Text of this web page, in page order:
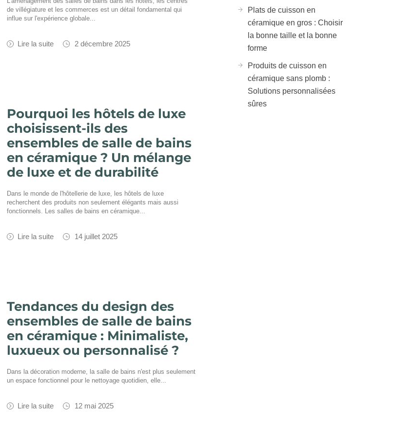
de villégiature et les commerces est un détail fondamental qui
influe sur l'expérience globale...
Lire la suite 2 décembre 2025
Pourquoi les hôtels de luxe
choisissent-ils des
ensembles de salle de bains
en céramique ? Un mélange
de luxe et de durabilité
Dans le monde de l'hôtellerie de luxe, les hôtels de luxe
recherchent des produits non seulement élégants mais aussi
fonctionnels. Les salles de bains en céramique...
Lire la suite 14 juillet 2025
Tendances du design des
ensembles de salle de bains
en céramique : Minimaliste,
luxueux ou personnalisé ?
Dans la décoration moderne, la salle de bains n'est plus seulement
un espace fonctionnel pour le nettoyage quotidien, elle...
Lire la suite 12 mai 2025
Plats de cuisson en
céramique en gros : Choisir
la bonne taille et la bonne
forme
Produits de cuisson en
céramique sans plomb :
Solutions personnalisées
sûres